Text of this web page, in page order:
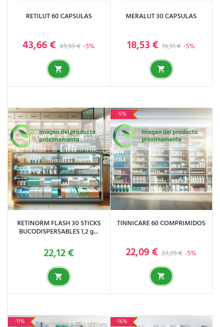
RETILUT 60 CAPSULAS
Precio base
45,95 € -5%
Precio
43,66 €
MERALUT 30 CAPSULAS
Precio base
19,51 € -5%
Precio
18,53 €
RETINORM FLASH 30 STICKS
BUCODISPERSABLES 1,2 g...
Precio
22,12 €
-5%
TINNICARE 60 COMPRIMIDOS
Precio base
23,25 € -5%
Precio
22,09 €
-11% -16%